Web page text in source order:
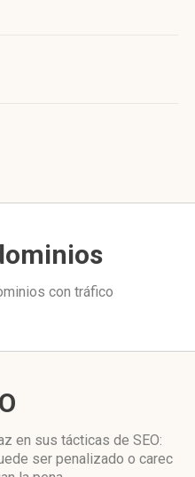
con tráfico
en sus tácticas de SEO:
ser penalizado o carec